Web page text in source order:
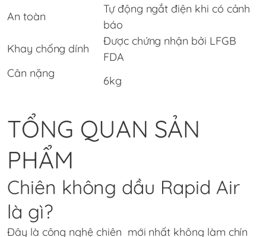
An toàn
Tự động ngắt điện khi có cảnh
báo
Khay chống dính
Được chứng nhận bởi LFGB
FDA
Cân nặng
6kg
TỔNG QUAN SẢN
PHẨM
Chiên không dầu Rapid Air
là gì?
Đây là công nghệ chiên mới nhất không làm chín